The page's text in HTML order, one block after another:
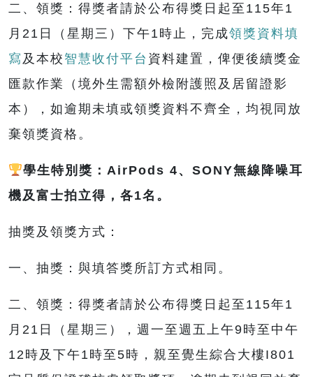
二、領獎：得獎者請於公布得獎日起至115年1
月21日（星期三）下午1時止，完成領獎資料填
寫 及本校 智慧收付平台 資料建置，俾便後續獎金
匯款作業（境外生需額外檢附護照及居留證影
本），如逾期未填或領獎資料不齊全，均視同放
棄領獎資格。
學生特別獎： AirPods 4 、 SONY無線降噪耳
機及富士拍立得，各1名。
抽獎及領獎方式：
一、抽獎：與填答獎所訂方式相同。
二、領獎：得獎者請於公布得獎日起至115年1
月21日（星期三），週一至週五上午9時至中午
12時及下午1時至5時，親至覺生綜合大樓I801